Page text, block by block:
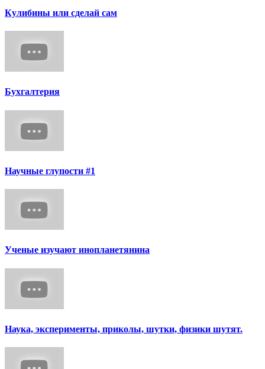
Кулибины или сделай сам
Бухгалтерия
Научные глупости #1
Ученые изучают инопланетянина
Наука, эксперименты, приколы, шутки, физики шутят.